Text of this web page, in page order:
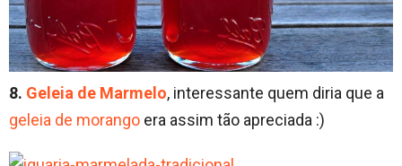
8. Geleia de Marmelo, interessante quem diria que a
geleia de morango era assim tão apreciada :)